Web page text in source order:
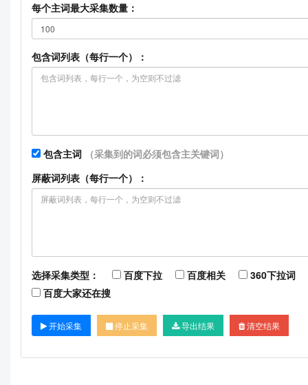
每个主词最大采集数量：
包含词列表（每行一个）：
包含主词
（采集到的词必须包含主关键词）
屏蔽词列表（每行一个）：
选择采集类型： 百度下拉 百度相关
360下拉词
百度大家还在搜
开始采集 停止采集 导出结果 清空结果